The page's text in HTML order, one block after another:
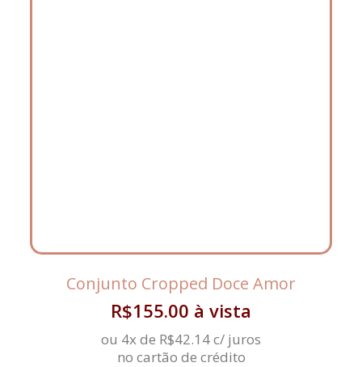
Conjunto Cropped Doce Amor
R$155.00 à vista
ou 4x de R$42.14c/ juros
no cartão de crédito